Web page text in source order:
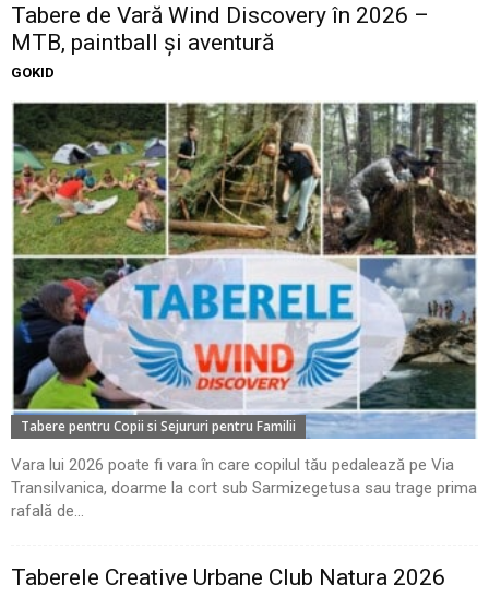
Tabere de Vară Wind Discovery în 2026 –
MTB, paintball și aventură
GOKID
Tabere pentru Copii si Sejururi pentru Familii
Vara lui 2026 poate fi vara în care copilul tău pedalează pe Via
Transilvanica, doarme la cort sub Sarmizegetusa sau trage prima
rafală de...
Taberele Creative Urbane Club Natura 2026